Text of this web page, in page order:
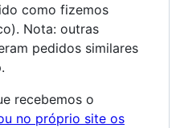
como fizemos
Nota: outras
pedidos similares
recebemos o
no próprio site os